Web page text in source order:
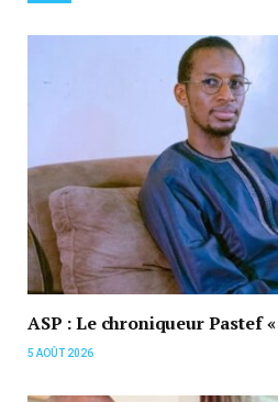
ASP : Le chroniqueur Pastef
5 AOÛT 2026